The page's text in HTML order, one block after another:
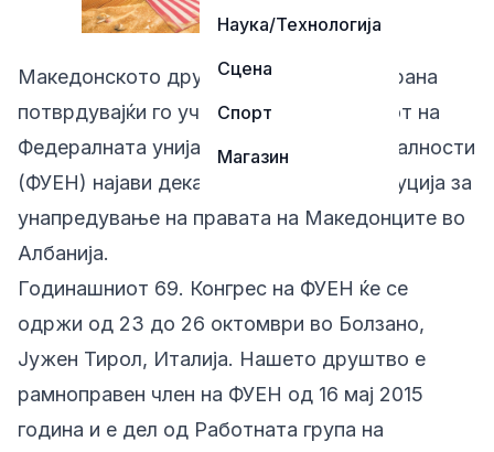
Наука/Технологија
Сцена
Спорт
Магазин
Македонското друштво “Илинден“-Тирана
потврдувајќи го учеството на Конгресот на
Федералната унија на европски националности
(ФУЕН) најави дека ќе предложи Резолуција за
унапредување на правата на Македонците во
Албанија.
Годинашниот 69. Конгрес на ФУЕН ќе се
одржи од 23 до 26 октомври во Болзано,
Јужен Тирол, Италија. Нашето друштво е
рамноправен член на ФУЕН од 16 мај 2015
година и е дел од Работната група на